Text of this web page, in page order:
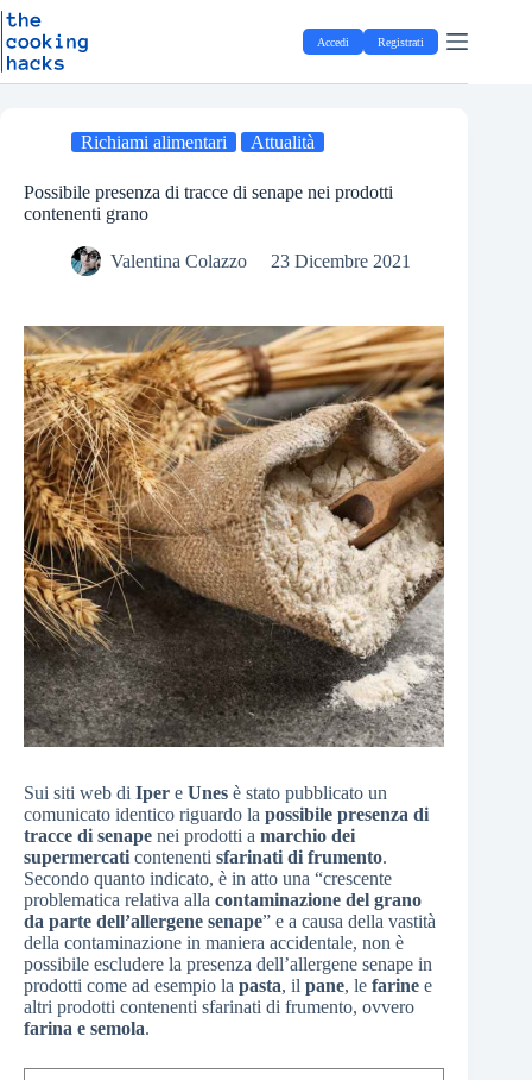
S
t
Salta
al
contenuto
Accedi Registrati
Richiami alimentari Attualità
Possibile presenza di tracce di senape nei prodotti
contenenti grano
Valentina Colazzo 23 Dicembre 2021
Sui siti web di Iper e Unes è stato pubblicato un
comunicato identico riguardo la possibile presenza di
tracce di senape nei prodotti a marchio dei
supermercati contenenti sfarinati di frumento.
Secondo quanto indicato, è in atto una “crescente
problematica relativa alla contaminazione del grano
da parte dell’allergene senape” e a causa della vastità
della contaminazione in maniera accidentale, non è
possibile escludere la presenza dell’allergene senape in
prodotti come ad esempio la pasta, il pane, le farine e
altri prodotti contenenti sfarinati di frumento, ovvero
farina e semola.